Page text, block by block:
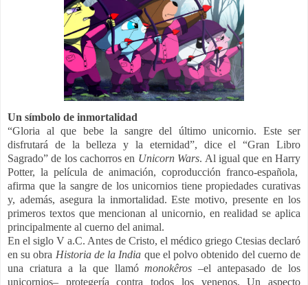
Un símbolo de inmortalidad
“Gloria al que bebe la sangre del último unicornio. Este ser
disfrutará de la belleza y la eternidad”, dice el “Gran Libro
Sagrado” de los cachorros en Unicorn Wars. Al igual que en Harry
Potter, la película de animación, coproducción franco-española,
afirma que la sangre de los unicornios tiene propiedades curativas
y, además, asegura la inmortalidad. Este motivo, presente en los
primeros textos que mencionan al unicornio, en realidad se aplica
principalmente al cuerno del animal.
En el siglo V a.C. Antes de Cristo, el médico griego Ctesias declaró
en su obra Historia de la India que el polvo obtenido del cuerno de
una criatura a la que llamómonokêros –el antepasado de los
unicornios– protegería contra todos los venenos. Un aspecto